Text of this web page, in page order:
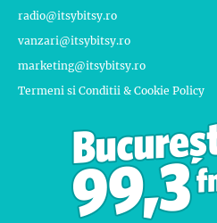
radio@itsybitsy.ro
vanzari@itsybitsy.ro
marketing@itsybitsy.ro
Termeni si Conditii & Cookie Policy